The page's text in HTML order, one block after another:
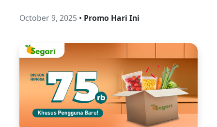
October 9, 2025 • Promo Hari Ini